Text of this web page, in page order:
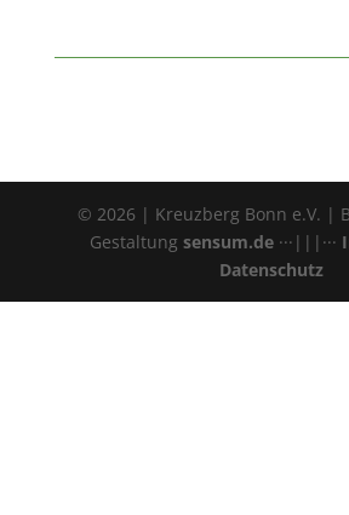
© 2026 | Kreuzberg Bonn e.V. |
Gestaltungsensum.de ···|||···
Datenschutz